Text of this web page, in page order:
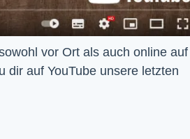
dir auf YouTube unsere letzten